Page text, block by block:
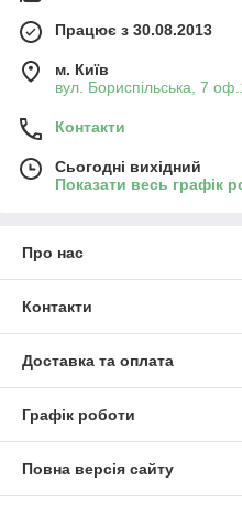
Працює з 30.08.2013
м. Київ
вул. Бориспільська, 7
Контакти
Сьогодні вихідний
Показати весь графік
Про нас
Контакти
Доставка та оплата
Графік роботи
Повна версія сайту